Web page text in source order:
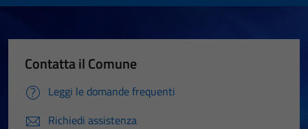
Contatta il Comune
Leggi le domande frequenti
Richiedi assistenza